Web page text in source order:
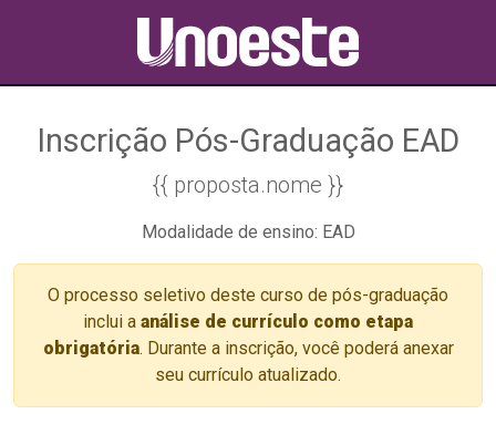
Inscrição Pós-Graduação EAD
{{ proposta.nome }}
Modalidade de ensino: EAD
O processo seletivo deste curso de pós-graduação
inclui a análise de currículo como etapa
obrigatória. Durante a inscrição, você poderá anexar
seu currículo atualizado.